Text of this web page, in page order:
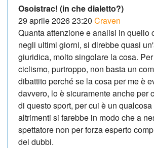
Osoistrac! (in che dialetto?)
29 aprile 2026 23:20 Craven
Quanta attenzione e analisi in quello
negli ultimi giorni, si direbbe quasi
giuridica, molto singolare la cosa.
ciclismo, purtroppo, non basta un
dibattito perché se la cosa per me è
davvero, lo è sicuramente anche per
di questo sport, per cui è un
altrimenti si farebbe in modo che a
spettatore non per forza esperto
dei dubbi.